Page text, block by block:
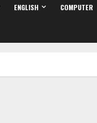
ENGLISH COMPUTER